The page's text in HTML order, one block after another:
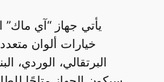
خيارات ألوان
البرتقالي، الوردي،